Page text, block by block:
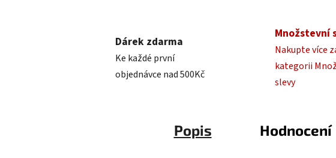
Dárek zdarma
Ke každé první
objednávce nad 500Kč
Množstevní
Nakupte více
kategorii
slevy
Popis Hodnocení